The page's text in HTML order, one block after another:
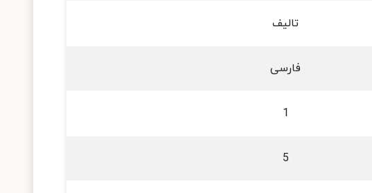
تالیف
فارسی
1
5